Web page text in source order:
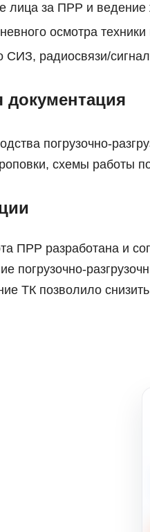
лица за ПРР и ведение
осмотра
СИЗ, радиосвязи/
документация
погрузочно-
схемы работы
ПРР разработана и
погрузочно-
ТК позволило